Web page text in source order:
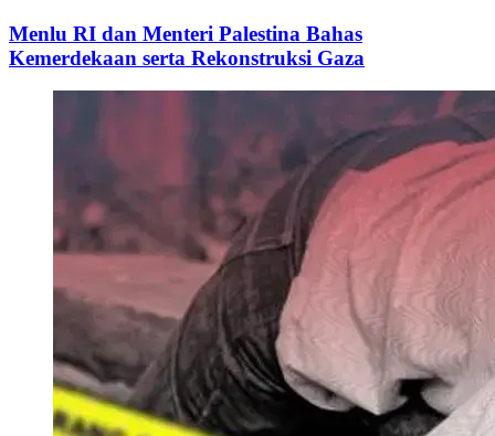
Menlu RI dan Menteri Palestina Bahas
Kemerdekaan serta Rekonstruksi Gaza